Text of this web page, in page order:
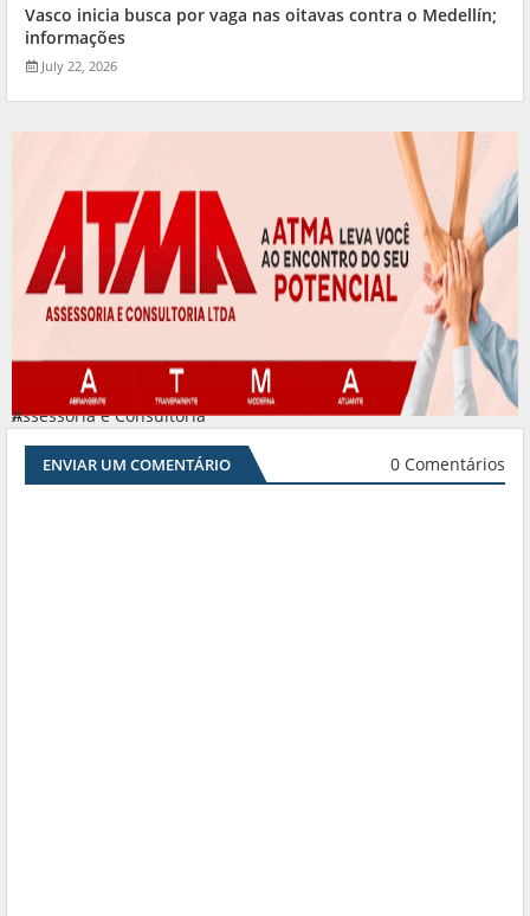
Vasco inicia busca por vaga nas oitavas contra o Medellín;
informações
July 22, 2026
Assessoria e Consultoria
#
ENVIAR UM COMENTÁRIO 0 Comentários